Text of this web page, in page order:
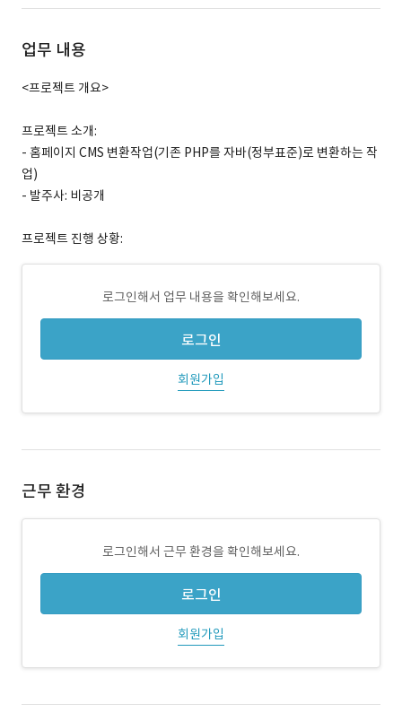
업무 내용
<프로젝트 개요>
프로젝트 소개:
- 홈페이지 CMS 변환작업(기존 PHP를 자바(정부표준)로 변환하는 작
업)
- 발주사: 비공개
프로젝트 진행 상황:
로그인해서 업무 내용을 확인해보세요.
로그인
회원가입
근무 환경
로그인해서 근무 환경을 확인해보세요.
로그인
회원가입